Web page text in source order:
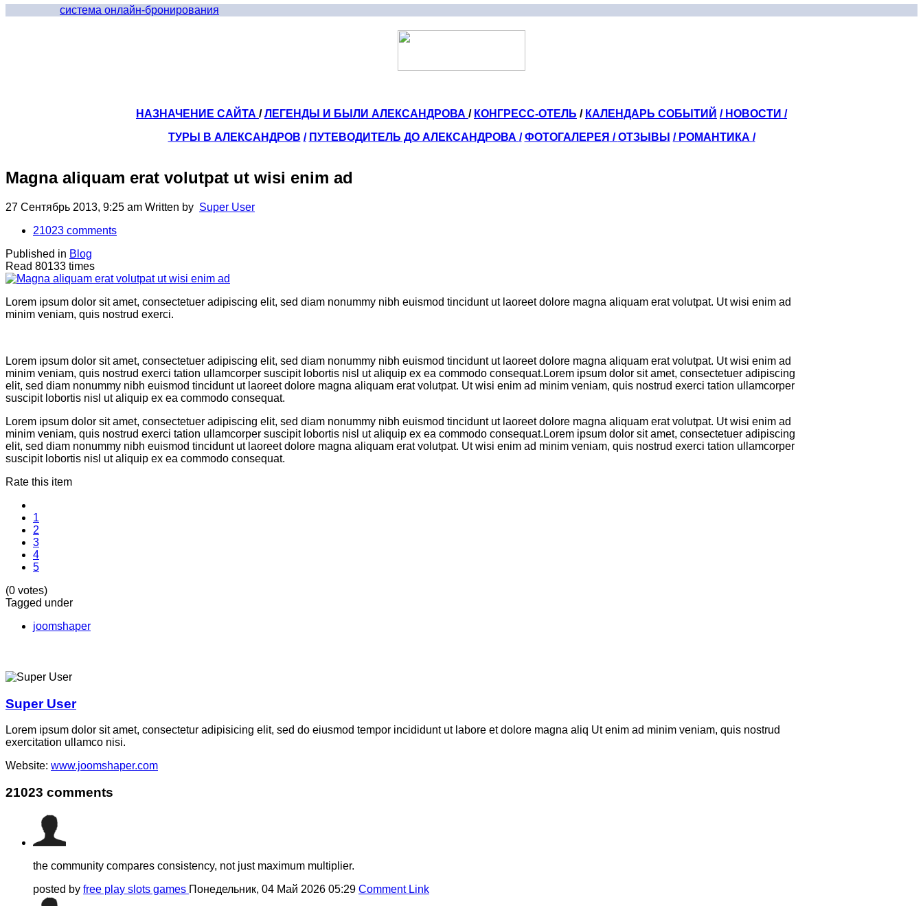
система онлайн-бронирования
НАЗНАЧЕНИЕ САЙТА /ЛЕГЕНДЫ И БЫЛИ АЛЕКСАНДРОВА / КОНГРЕСС-ОТЕЛЬ / КАЛЕНДАРЬ СОБЫТИЙ / НОВОСТИ /
ТУРЫ В АЛЕКСАНДРОВ / ПУТЕВОДИТЕЛЬ ДО АЛЕКСАНДРОВА / ФОТОГАЛЕРЕЯ /ОТЗЫВЫ / РОМАНТИКА /
Magna aliquam erat volutpat ut wisi enim ad
27 Сентябрь 2013, 9:25 am Written by Super User
21023 comments
Published in Blog
Read 80133 times
Lorem ipsum dolor sit amet, consectetuer adipiscing elit, sed diam nonummy nibh euismod tincidunt ut laoreet dolore magna aliquam erat volutpat. Ut wisi enim ad
minim veniam, quis nostrud exerci.
Lorem ipsum dolor sit amet, consectetuer adipiscing elit, sed diam nonummy nibh euismod tincidunt ut laoreet dolore magna aliquam erat volutpat. Ut wisi enim ad
minim veniam, quis nostrud exerci tation ullamcorper suscipit lobortis nisl ut aliquip ex ea commodo consequat.Lorem ipsum dolor sit amet, consectetuer adipiscing
elit, sed diam nonummy nibh euismod tincidunt ut laoreet dolore magna aliquam erat volutpat. Ut wisi enim ad minim veniam, quis nostrud exerci tation ullamcorper
suscipit lobortis nisl ut aliquip ex ea commodo consequat.
Lorem ipsum dolor sit amet, consectetuer adipiscing elit, sed diam nonummy nibh euismod tincidunt ut laoreet dolore magna aliquam erat volutpat. Ut wisi enim ad
minim veniam, quis nostrud exerci tation ullamcorper suscipit lobortis nisl ut aliquip ex ea commodo consequat.Lorem ipsum dolor sit amet, consectetuer adipiscing
elit, sed diam nonummy nibh euismod tincidunt ut laoreet dolore magna aliquam erat volutpat. Ut wisi enim ad minim veniam, quis nostrud exerci tation ullamcorper
suscipit lobortis nisl ut aliquip ex ea commodo consequat.
Rate this item
1
2
3
4
5
(0 votes)
Tagged under
joomshaper
Super User
Lorem ipsum dolor sit amet, consectetur adipisicing elit, sed do eiusmod tempor incididunt ut labore et dolore magna aliq Ut enim ad minim veniam, quis nostrud
exercitation ullamco nisi.
Website: www.joomshaper.com
21023 comments
the community compares consistency, not just maximum multiplier.
posted by free play slots games Понедельник, 04 Май 2026 05:29 Comment Link